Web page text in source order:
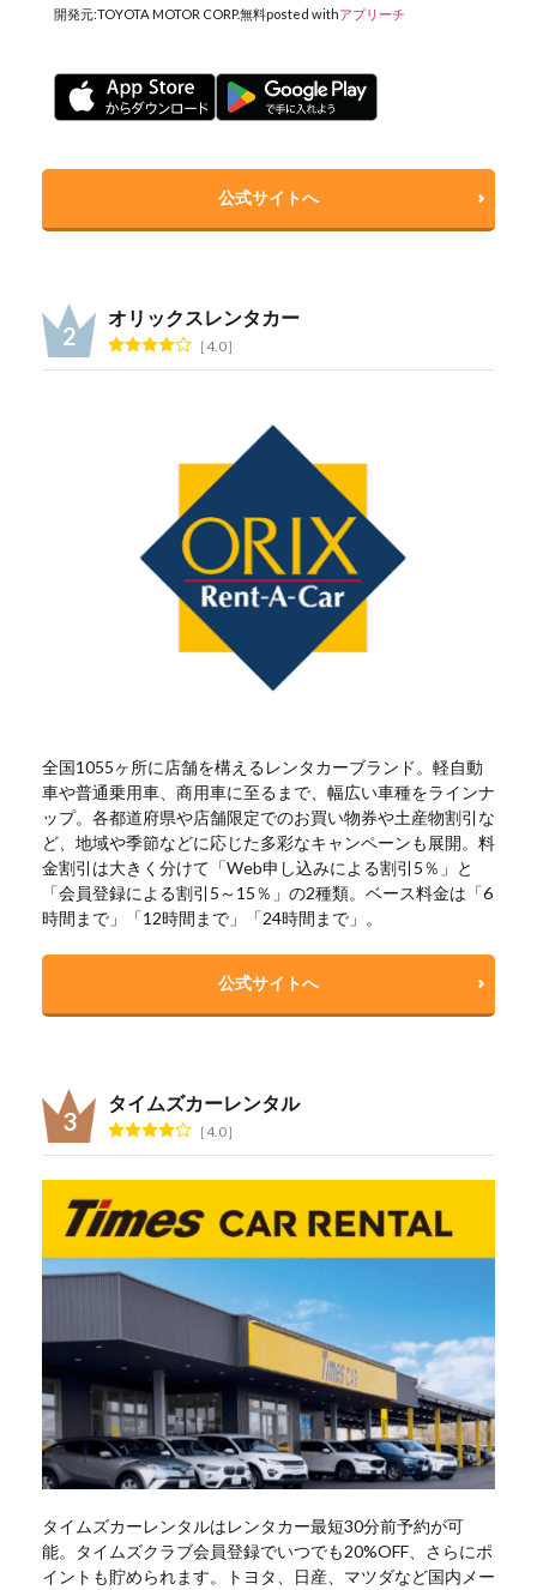
開発元:TOYOTA MOTOR CORP.無料posted withアプリーチ
公式サイトへ
オリックスレンタカー
4.0
全国1055ヶ所に店舗を構えるレンタカーブランド。軽自動
車や普通乗用車、商用車に至るまで、幅広い車種をラインナ
ップ。各都道府県や店舗限定でのお買い物券や土産物割引な
ど、地域や季節などに応じた多彩なキャンペーンも展開。料
金割引は大きく分けて「Web申し込みによる割引5％」と
「会員登録による割引5～15％」の2種類。ベース料金は「6
時間まで」「12時間まで」「24時間まで」。
公式サイトへ
タイムズカーレンタル
4.0
タイムズカーレンタルはレンタカー最短30分前予約が可
能。タイムズクラブ会員登録でいつでも20%OFF、さらにポ
イントも貯められます。トヨタ、日産、マツダなど国内メー